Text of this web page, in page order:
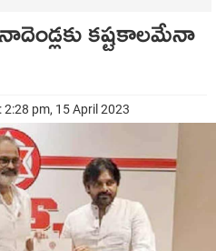
కష్టకాలమేనా
2:28 pm, 15 April 2023